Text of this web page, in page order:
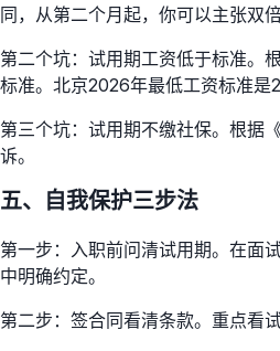
同，从第二个月起，你可以主张双倍
第二个坑：试用期工资低于标准。
标准。北京2026年最低工资标准是
第三个坑：试用期不缴社保。根据
诉。
五、自我保护三步法
第一步：入职前问清试用期。在面
中明确约定。
第二步：签合同看清条款。重点看